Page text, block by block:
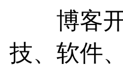
博客开
技、软件